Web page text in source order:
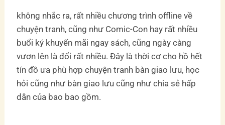
không nhắc ra, rất nhiều chương trình offline về
chuyện tranh, cũng như Comic-Con hay rất nhiều
buổi ký khuyến mãi ngay sách, cũng ngày càng
vươn lên là đổi rất nhiều. Đây là thời cơ cho hồ hết
tín đồ ưa phù hợp chuyện tranh bàn giao lưu, học
hỏi cũng như bàn giao lưu cũng như chia sẻ hấp
dẫn của bao bao gồm.